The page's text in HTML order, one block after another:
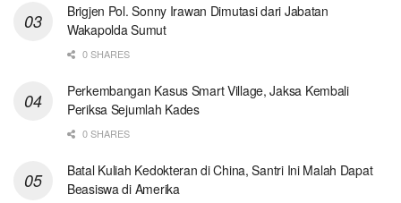
Brigjen Pol. Sonny Irawan Dimutasi dari Jabatan
Wakapolda Sumut
0 SHARES
Perkembangan Kasus Smart Village, Jaksa Kembali
Periksa Sejumlah Kades
0 SHARES
Batal Kuliah Kedokteran di China, Santri Ini Malah Dapat
Beasiswa di Amerika